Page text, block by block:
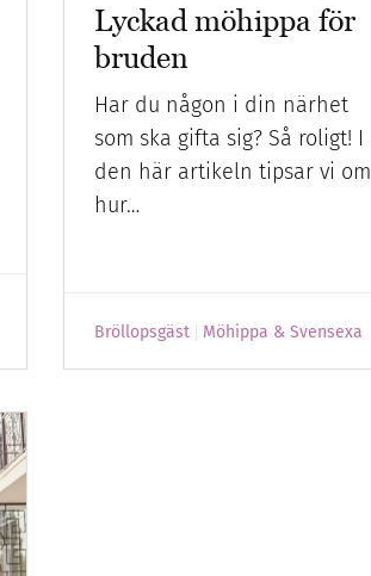
Lyckad möhippa för
bruden
Har du någon i din närhet
som ska gifta sig? Så roligt! I
den här artikeln tipsar vi om
hur…
Bröllopsgäst Möhippa & Svensexa